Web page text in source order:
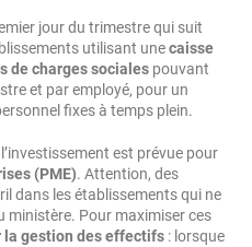
jour du trimestre qui suit
utilisant unecaisse
de charges sociales pouvant
et par employé, pour un
fixes à temps plein.
est prévue pour
(PME). Attention, des
dans les établissements qui ne
ministère. Pour maximiser ces
la gestion des effectifs : lorsque